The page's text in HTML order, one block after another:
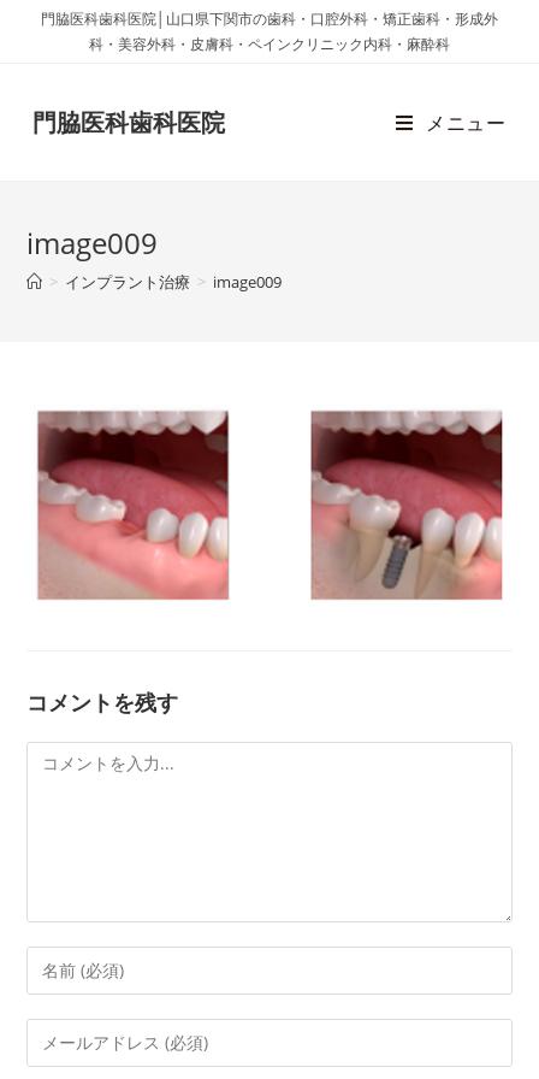
門脇医科歯科医院│山口県下関市の歯科・口腔外科・矯正歯科・形成外
科・美容外科・皮膚科・ペインクリニック内科・麻酔科
門脇医科歯科医院 メニュー
image009
> インプラント治療 > image009
コメントを残す